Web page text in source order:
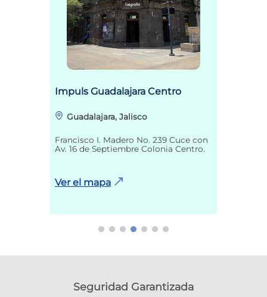
Impuls Guadalajara Centro
Guadalajara, Jalisco
Francisco I. Madero No. 239 Cuce con
Av. 16 de Septiembre Colonia Centro.
Ver el mapa
Seguridad Garantizada